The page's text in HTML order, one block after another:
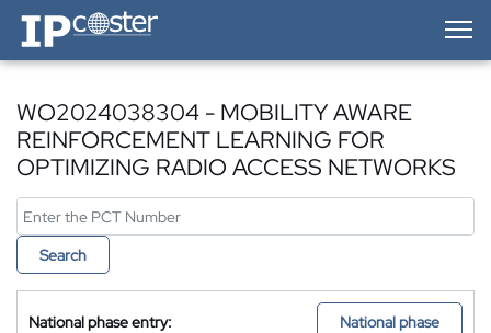
IP-Coster — Home
WO2024038304 - MOBILITY AWARE
REINFORCEMENT LEARNING FOR
OPTIMIZING RADIO ACCESS NETWORKS
Search
National phase entry: National phase